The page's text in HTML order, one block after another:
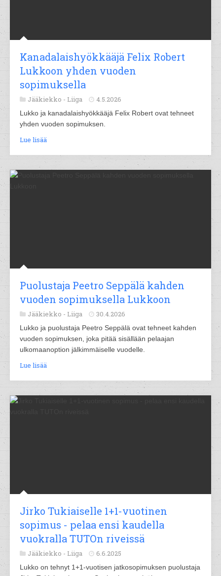
Kanadalaishyökkääjä Felix Robert
Lukkoon yhden vuoden
sopimuksella
Jääkiekko - Liiga 4.5.2026
Lukko ja kanadalaishyökkääjä Felix Robert ovat tehneet
yhden vuoden sopimuksen.
Lue lisää
Puolustaja Peetro Seppälä kahden
vuoden sopimuksella Lukkoon
Jääkiekko - Liiga 30.4.2026
Lukko ja puolustaja Peetro Seppälä ovat tehneet kahden
vuoden sopimuksen, joka pitää sisällään pelaajan
ulkomaanoption jälkimmäiselle vuodelle.
Lue lisää
Jirko Tukiaiselle 1+1-vuotinen
sopimus - pelaa ensi kaudella
vuokralla TUTOn riveissä
Jääkiekko - Liiga 6.6.2025
Lukko on tehnyt 1+1-vuotisen jatkosopimuksen puolustaja